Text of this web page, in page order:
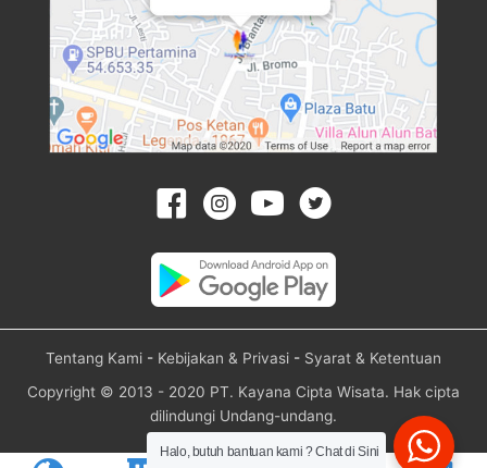
Tentang Kami - Kebijakan & Privasi - Syarat & Ketentuan
Copyright © 2013 - 2020 PT. Kayana Cipta Wisata. Hak cipta
dilindungi Undang-undang.
Halo, butuh bantuan kami ? Chat di Sini